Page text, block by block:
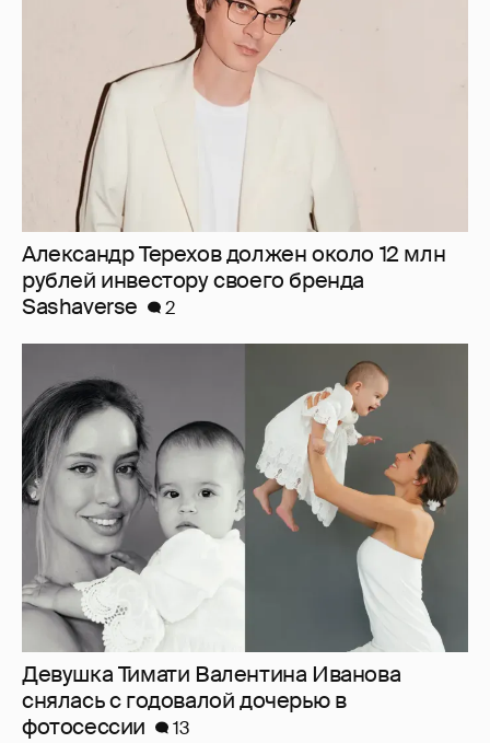
Александр Терехов должен около 12 млн
рублей инвестору своего бренда
Sashaverse
2
Девушка Тимати Валентина Иванова
снялась с годовалой дочерью в
фотосессии
13